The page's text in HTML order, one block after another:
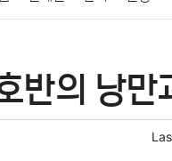
마케팅 부동산 외국어
반의 낭만